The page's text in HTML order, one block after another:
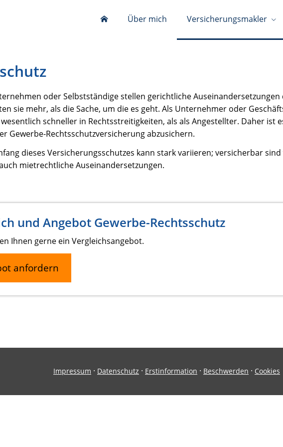
Über mich Versicherungsmakler
oder Selbstständige stellen gerichtliche Auseinandersetzungen
sie mehr, als die Sache, um die es geht. Als Unternehmer oder
schneller in Rechtsstreitigkeiten, als als Angestellter. Daher ist
Gewerbe-Rechtsschutzversicherung abzusichern.
dieses Versicherungsschutzes kann stark variieren; versicherbar
mietrechtliche Auseinandersetzungen.
und Angebot Gewerbe-Rechtsschutz
Ihnen gerne ein Vergleichsangebot.
anfordern
Impressum · Datenschutz · Erstinformation · Beschwerden · Cookies